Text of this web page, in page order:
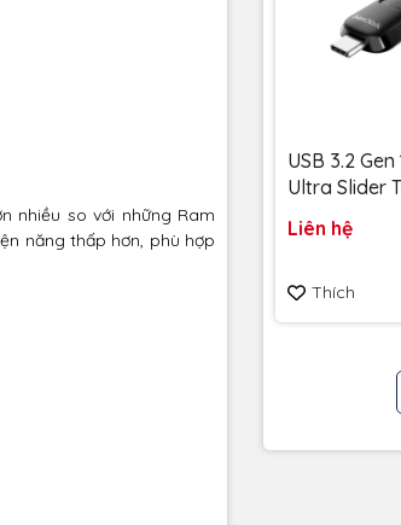
nhiều so với những Ram
năng thấp hơn, phù hợp
USB 3.2
Ultra Slider
SDCZ480-
Liên hệ
Thích